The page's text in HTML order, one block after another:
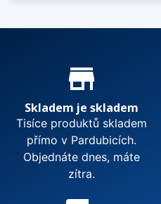
Proč nakupovat u nás?
store_mall_directory
Skladem je skladem
Tisíce produktů skladem
přímo v Pardubicích.
Objednáte dnes, máte
zítra.